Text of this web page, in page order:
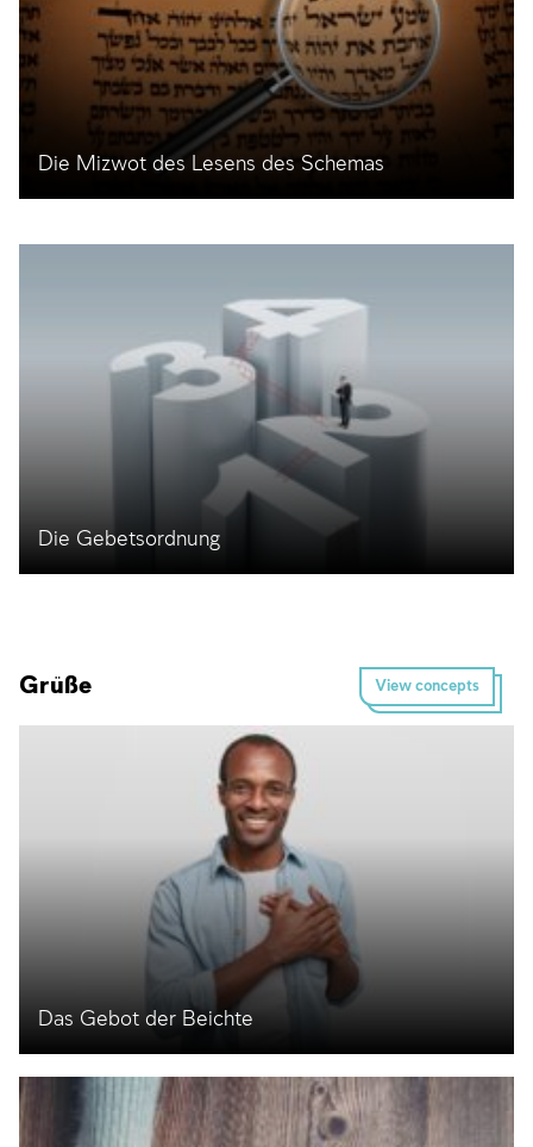
Die Mizwot des Lesens des Schemas
Die Gebetsordnung
View concepts
Grüße
Das Gebot der Beichte